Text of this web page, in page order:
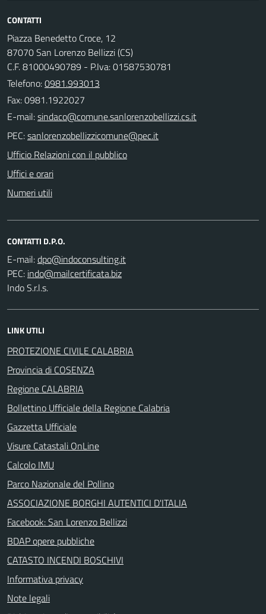
CONTATTI
Piazza Benedetto Croce, 12
87070 San Lorenzo Bellizzi (CS)
C.F. 81000490789 - P.Iva: 01587530781
Telefono:0981.993013
Fax: 0981.1922027
E-mail:
PEC:
Ufficio Relazioni con il pubblico
Uffici e orari
Numeri utili
CONTATTI D.P.O.
E-mail:
PEC:
Indo S.r.l.s.
LINK UTILI
PROTEZIONE CIVILE CALABRIA
Provincia di COSENZA
Regione CALABRIA
Bollettino Ufficiale della Regione Calabria
Gazzetta Ufficiale
Visure Catastali OnLine
Calcolo IMU
Parco Nazionale del Pollino
ASSOCIAZIONE BORGHI AUTENTICI D'ITALIA
Facebook: San Lorenzo Bellizzi
BDAP opere pubbliche
CATASTO INCENDI BOSCHIVI
Informativa privacy
Note legali